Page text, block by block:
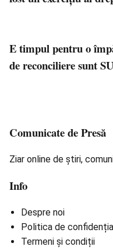
E timpul pentru o
de reconciliere sunt
Comunicate de Presă
Ziar online de știri,
Info
Despre noi
Politica de
Termeni și condiții